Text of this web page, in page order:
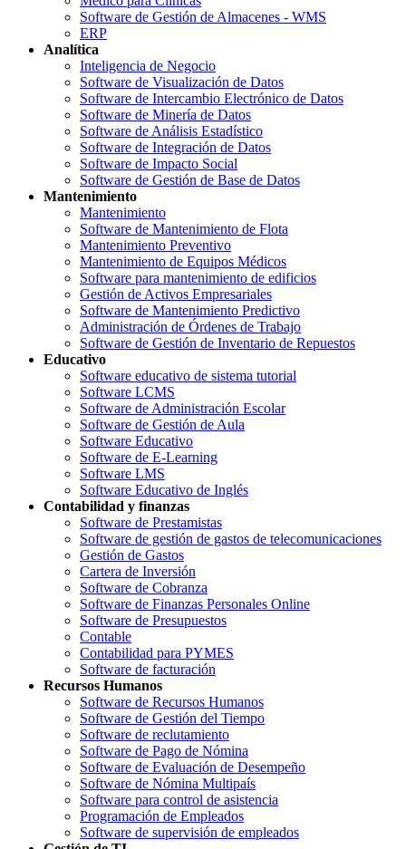
Software de Gestión de Almacenes - WMS
ERP
Analítica
Inteligencia de Negocio
Software de Visualización de Datos
Software de Intercambio Electrónico de Datos
Software de Minería de Datos
Software de Análisis Estadístico
Software de Integración de Datos
Software de Impacto Social
Software de Gestión de Base de Datos
Mantenimiento
Mantenimiento
Software de Mantenimiento de Flota
Mantenimiento Preventivo
Mantenimiento de Equipos Médicos
Software para mantenimiento de edificios
Gestión de Activos Empresariales
Software de Mantenimiento Predictivo
Administración de Órdenes de Trabajo
Software de Gestión de Inventario de Repuestos
Educativo
Software educativo de sistema tutorial
Software LCMS
Software de Administración Escolar
Software de Gestión de Aula
Software Educativo
Software de E-Learning
Software LMS
Software Educativo de Inglés
Contabilidad y finanzas
Software de Prestamistas
Software de gestión de gastos de telecomunicaciones
Gestión de Gastos
Cartera de Inversión
Software de Cobranza
Software de Finanzas Personales Online
Software de Presupuestos
Contable
Contabilidad para PYMES
Software de facturación
Recursos Humanos
Software de Recursos Humanos
Software de Gestión del Tiempo
Software de reclutamiento
Software de Pago de Nómina
Software de Evaluación de Desempeño
Software de Nómina Multipaís
Software para control de asistencia
Programación de Empleados
Software de supervisión de empleados